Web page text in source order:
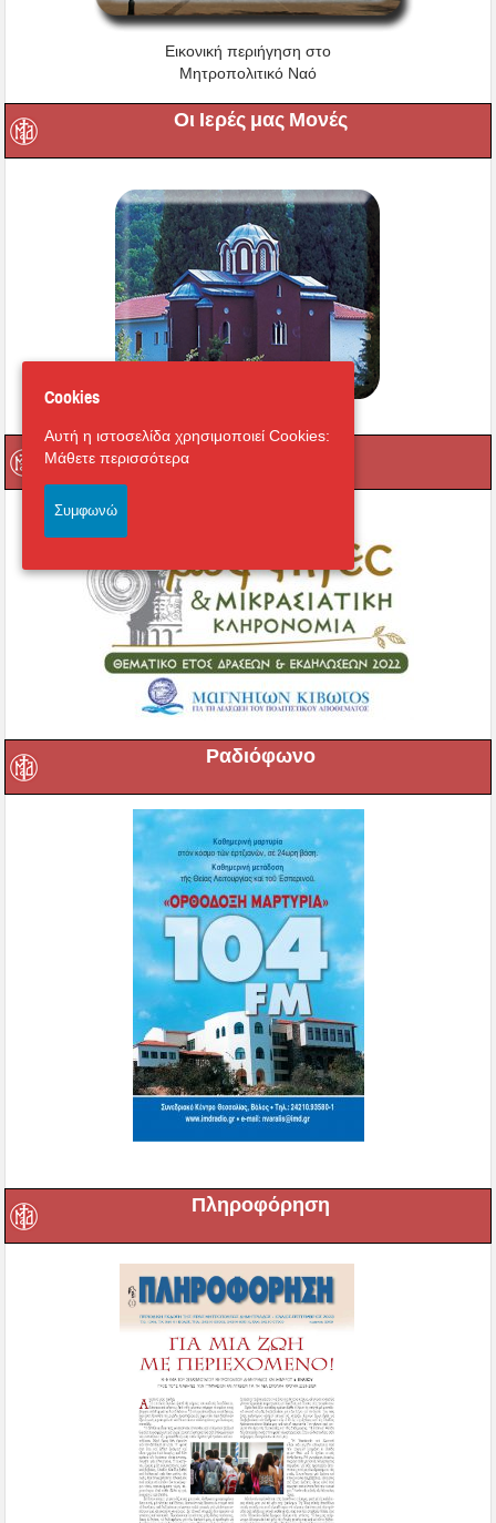
Εικονική περιήγηση στο
Μητροπολιτικό Ναό
Οι Ιερές μας Μονές
Μαγνήτων Κιβωτός
Ραδιόφωνο
Πληροφόρηση
Cookies
Αυτή η ιστοσελίδα χρησιμοποιεί Cookies:
Μάθετε περισσότερα
Συμφωνώ